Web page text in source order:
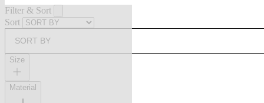
Filter & Sort
Sort
SORT BY
Size
Material